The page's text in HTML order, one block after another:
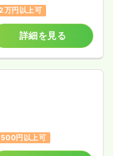
万円以上可
詳細を見る
円以上可